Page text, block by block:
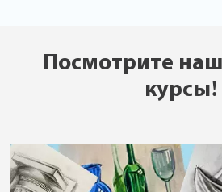
Посмотрите
курсы!